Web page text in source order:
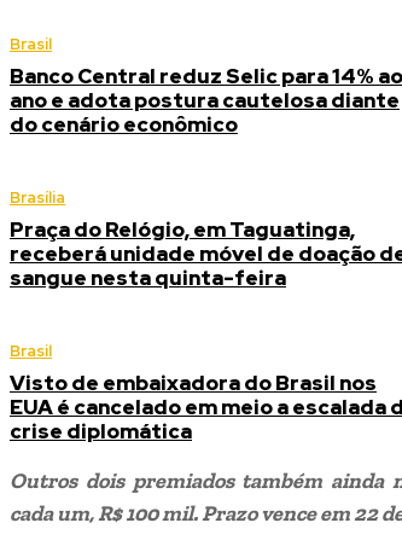
Brasil
Banco Central reduz Selic para 14% ao
ano e adota postura cautelosa diante
do cenário econômico
Brasília
Praça do Relógio, em Taguatinga,
receberá unidade móvel de doação
sangue nesta quinta-feira
Brasil
Visto de embaixadora do Brasil nos
EUA é cancelado em meio a escalada
crise diplomática
Outros dois premiados também ainda
cada um, R$ 100 mil. Prazo vence em 22